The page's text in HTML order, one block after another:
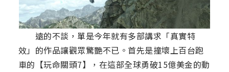
遠的不談，單是今年就有多部講求「真實特
效」的作品讓觀眾驚艷不已。首先是撞壞上百台跑
車的【玩命關頭7】，在這部全球勇破15億美金的動